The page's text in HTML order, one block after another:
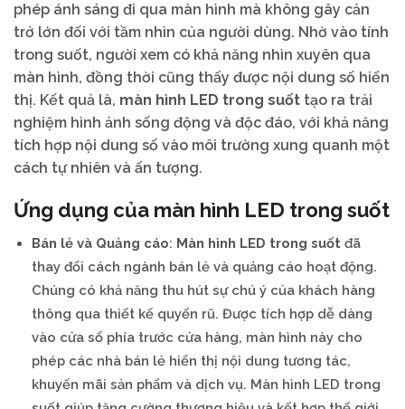
phép ánh sáng đi qua màn hình mà không gây cản
trở lớn đối với tầm nhìn của người dùng. Nhờ vào tính
trong suốt, người xem có khả năng nhìn xuyên qua
màn hình, đồng thời cũng thấy được nội dung số hiển
thị. Kết quả là, màn hình LED trong suốt tạo ra trải
nghiệm hình ảnh sống động và độc đáo, với khả năng
tích hợp nội dung số vào môi trường xung quanh một
cách tự nhiên và ấn tượng.
Ứng dụng của màn hình LED trong suốt
Bán lẻ và Quảng cáo: Màn hình LED trong suốt đã
thay đổi cách ngành bán lẻ và quảng cáo hoạt động.
Chúng có khả năng thu hút sự chú ý của khách hàng
thông qua thiết kế quyến rũ. Được tích hợp dễ dàng
vào cửa sổ phía trước cửa hàng, màn hình này cho
phép các nhà bán lẻ hiển thị nội dung tương tác,
khuyến mãi sản phẩm và dịch vụ. Màn hình LED trong